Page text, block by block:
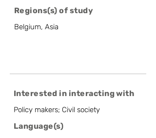
Regions(s) of study
Belgium, Asia
Interested in interacting with
Policy makers; Civil society
Language(s)